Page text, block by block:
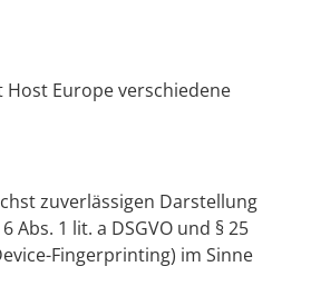
Host Europe verschiedene
zuverlässigen Darstellung
1 lit. a DSGVO und § 25
Fingerprinting) im Sinne